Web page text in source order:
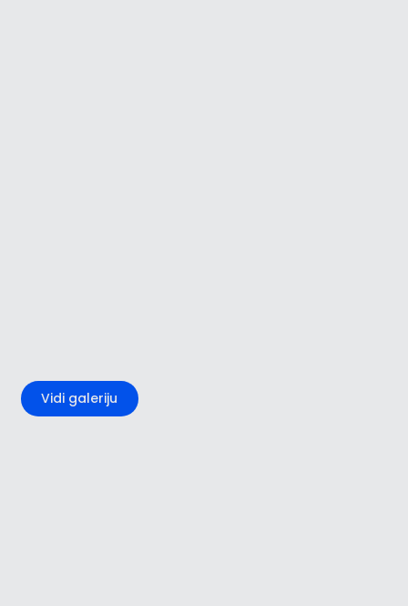
Vidi galeriju